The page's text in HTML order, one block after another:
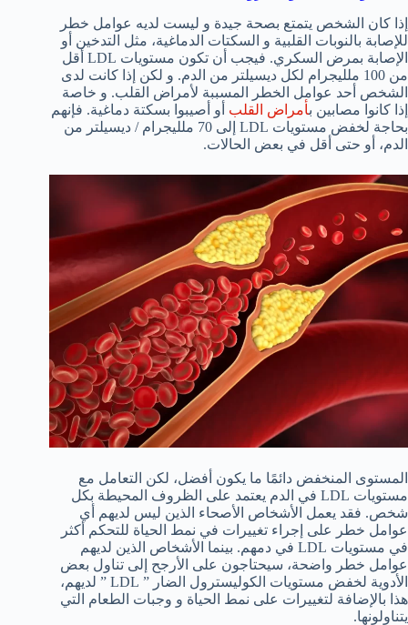
إذا كان الشخص يتمتع بصحة جيدة و ليست لديه عوامل خطر
للإصابة بالنوبات القلبية و السكتات الدماغية، مثل التدخين أو
الإصابة بمرض السكري. فيجب أن تكون مستويات LDL أقل
من 100 ملليجرام لكل ديسيلتر من الدم. و لكن إذا كانت لدى
الشخص أحد عوامل الخطر المسببة لأمراض القلب. و خاصة
إذا كانوا مصابين بأمراض القلب أو أصيبوا بسكتة دماغية. فإنهم
بحاجة لخفض مستويات LDL إلى 70 ملليجرام / ديسيلتر من
الدم، أو حتى أقل في بعض الحالات.
المستوى المنخفض دائمًا ما يكون أفضل، لكن التعامل مع
مستويات LDL في الدم يعتمد على الظروف المحيطة بكل
شخص. فقد يعمل الأشخاص الأصحاء الذين ليس لديهم أي
عوامل خطر على إجراء تغييرات في نمط الحياة للتحكم أكثر
في مستويات LDL في دمهم. بينما الأشخاص الذين لديهم
عوامل خطر واضحة، سيحتاجون على الأرجح إلى تناول بعض
الأدوية لخفض مستويات الكوليسترول الضار ” LDL ” لديهم،
هذا بالإضافة لتغييرات على نمط الحياة و وجبات الطعام التي
يتناولونها.